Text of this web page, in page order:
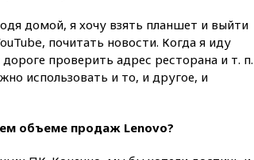
официальный визит в Сербию
вчера, 19:19Россиянка
погибла во Французских
Альпах
горение на складе в Брянске
ликвидировано
домой, я хочу взять планшет и выйти
почитать новости. Когда я иду
проверить адрес ресторана и т. п.
использовать и то, и другое, и
объеме продаж Lenovo?